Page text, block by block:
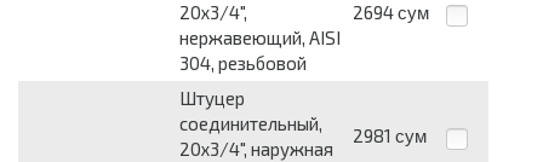
20х3/4",
нержавеющий, AISI
304, резьбовой
2694 сум
Штуцер
соединительный,
20х3/4", наружная
2981 сум